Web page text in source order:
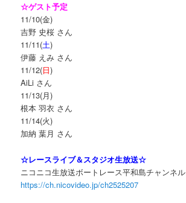
☆ゲスト予定
11/10(金)
吉野 史桜 さん
11/11(土)
伊藤 えみ さん
11/12(日)
AiLi さん
11/13(月)
根本 羽衣 さん
11/14(火)
加納 葉月 さん
☆レースライブ＆スタジオ生放送☆
ニコニコ生放送ボートレース平和島チャンネル
https://ch.nicovideo.jp/ch2525207